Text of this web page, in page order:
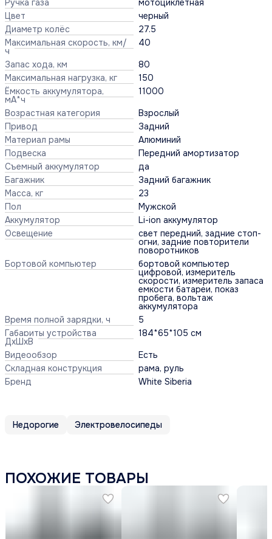
Ручка газа
мотоциклетная
Цвет
черный
Диаметр колёс
27.5
Максимальная скорость, км/
ч
40
Запас хода, км
80
Максимальная нагрузка, кг
150
Ёмкость аккумулятора,
мА*ч
11000
Возрастная категория
Взрослый
Привод
Задний
Материал рамы
Алюминий
Подвеска
Передний амортизатор
Съемный аккумулятор
да
Багажник
Задний багажник
Масса, кг
23
Пол
Мужской
Аккумулятор
Li-ion аккумулятор
Освещение
свет передний, задние стоп-
огни, задние повторители
поворотников
Бортовой компьютер
бортовой компьютер
цифровой, измеритель
скорости, измеритель запаса
емкости батареи, показ
пробега, вольтаж
аккумулятора
Время полной зарядки, ч
5
Габариты устройства
ДхШхВ
184*65*105 см
Видеообзор
Есть
Складная конструкция
рама, руль
Бренд
White Siberia
Недорогие Электровелосипеды
ПОХОЖИЕ ТОВАРЫ